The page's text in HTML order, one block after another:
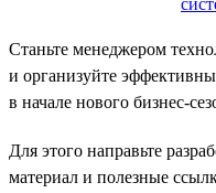
Станьте менеджером
и организуйте
в начале нового бизнес-
Для этого направьте
материал и полезные